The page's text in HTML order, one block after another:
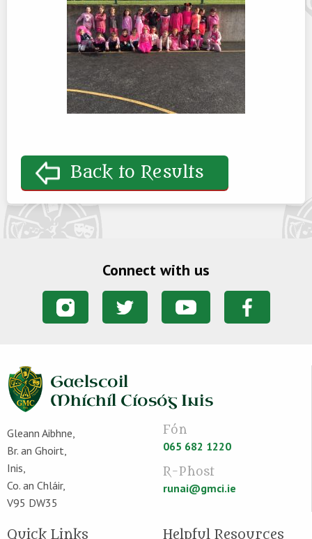
Back to Results
Connect with us
Gleann Aibhne,
Br. an Ghoirt,
Inis,
Co. an Chláir,
V95 DW35
Fón
065 682 1220
R-Phost
runai@gmci.ie
Quick Links Helpful Resources